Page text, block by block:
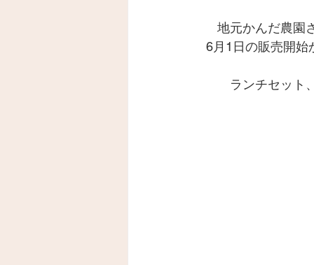
地元かんだ農園
6月1日の販売開始
ランチセット